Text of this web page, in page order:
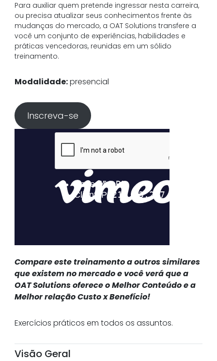
Para auxiliar quem pretende ingressar nesta carreira,
ou precisa atualizar seus conhecimentos frente às
mudanças do mercado, a OAT Solutions transfere a
você um conjunto de experiências, habilidades e
práticas vencedoras, reunidas em um sólido
treinamento.
Modalidade:presencial
Inscreva-se
Compare este treinamento a outros similares
que existem no mercado e você verá que a
OAT Solutions oferece o Melhor Conteúdo e a
Melhor relação Custo x Benefício!
Exercícios práticos em todos os assuntos.
Visão Geral